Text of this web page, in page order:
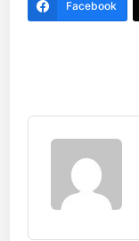
Facebook